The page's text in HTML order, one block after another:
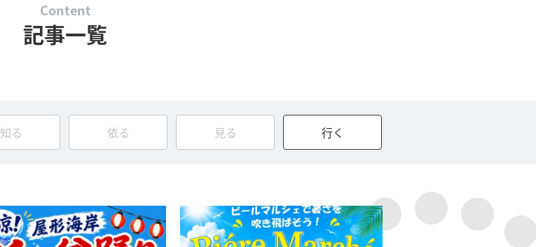
Content
記事一覧
知る 依る 見る 行く